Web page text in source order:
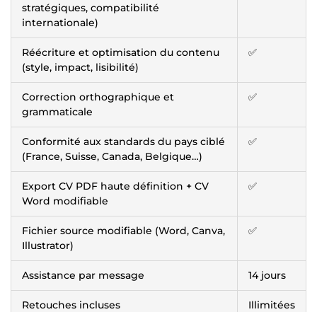
stratégiques, compatibilité
internationale)
Réécriture et optimisation du contenu
(style, impact, lisibilité)
✅
Correction orthographique et
grammaticale
✅
Conformité aux standards du pays ciblé
(France, Suisse, Canada, Belgique…)
✅
Export CV PDF haute définition + CV
Word modifiable
✅
Fichier source modifiable (Word, Canva,
Illustrator)
✅
Assistance par message 14 jours
Retouches incluses Illimitées